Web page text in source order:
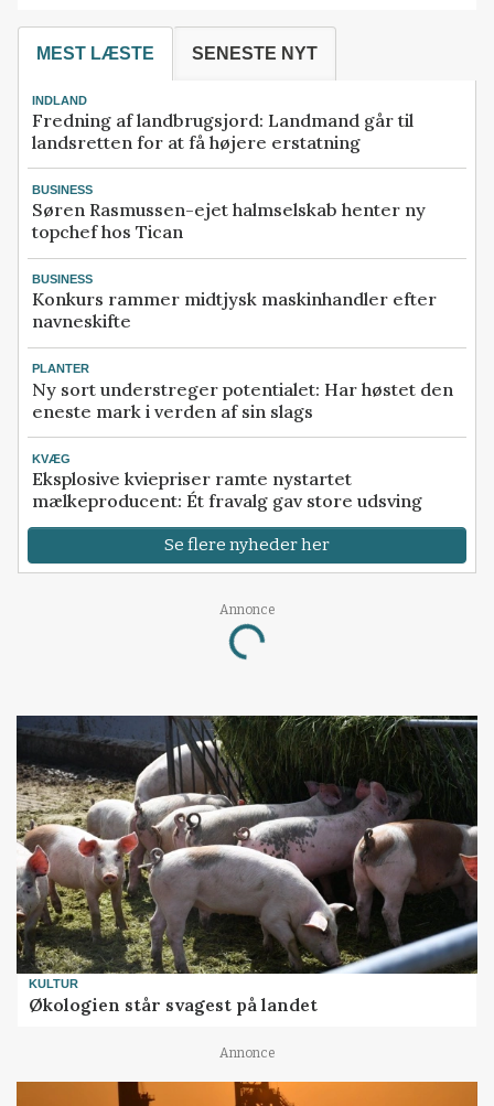
MEST LÆSTE SENESTE NYT
INDLAND
Fredning af landbrugsjord: Landmand går til
landsretten for at få højere erstatning
BUSINESS
Søren Rasmussen-ejet halmselskab henter ny
topchef hos Tican
BUSINESS
Konkurs rammer midtjysk maskinhandler efter
navneskifte
PLANTER
Ny sort understreger potentialet: Har høstet den
eneste mark i verden af sin slags
KVÆG
Eksplosive kviepriser ramte nystartet
mælkeproducent: Ét fravalg gav store udsving
Se flere nyheder her
Annonce
Loading...
KULTUR
Økologien står svagest på landet
Annonce